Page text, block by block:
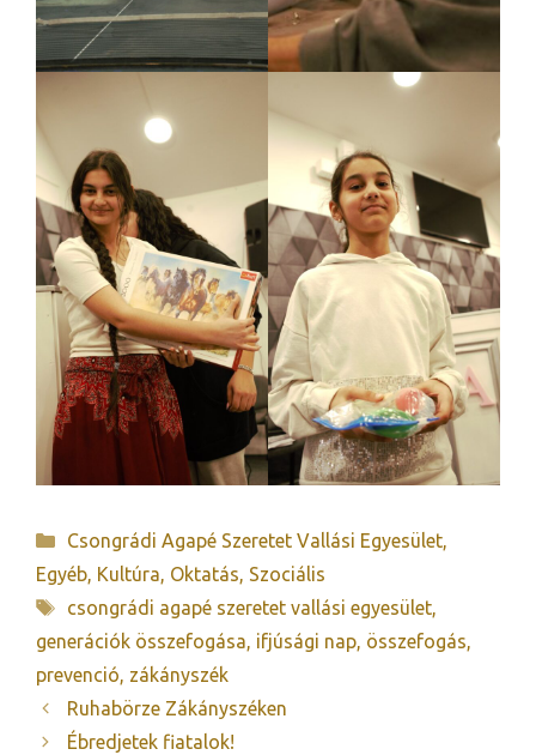
Kategória
Csongrádi Agapé Szeretet Vallási Egyesület,
Egyéb, Kultúra, Oktatás, Szociális
Címkék
csongrádi agapé szeretet vallási egyesület,
generációk összefogása, ifjúsági nap, összefogás,
prevenció, zákányszék
Ruhabörze Zákányszéken
Ébredjetek fiatalok!